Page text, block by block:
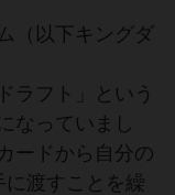
（以下キングダ
ラフト」という
なっていまし
ードから自分の
渡すことを繰